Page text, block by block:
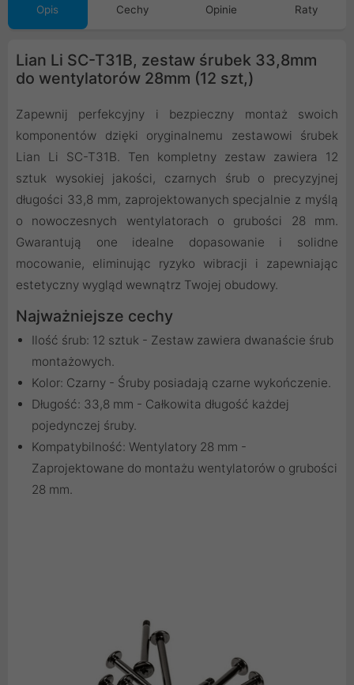
Opis Cechy Opinie Raty
Lian Li SC-T31B, zestaw śrubek 33,8mm
do wentylatorów 28mm (12 szt,)
Zapewnij perfekcyjny i bezpieczny montaż swoich
komponentów dzięki oryginalnemu zestawowi śrubek
Lian Li SC-T31B. Ten kompletny zestaw zawiera 12
sztuk wysokiej jakości, czarnych śrub o precyzyjnej
długości 33,8 mm, zaprojektowanych specjalnie z myślą
o nowoczesnych wentylatorach o grubości 28 mm.
Gwarantują one idealne dopasowanie i solidne
mocowanie, eliminując ryzyko wibracji i zapewniając
estetyczny wygląd wewnątrz Twojej obudowy.
Najważniejsze cechy
Ilość śrub: 12 sztuk - Zestaw zawiera dwanaście śrub
montażowych.
Kolor: Czarny - Śruby posiadają czarne wykończenie.
Długość: 33,8 mm - Całkowita długość każdej
pojedynczej śruby.
Kompatybilność: Wentylatory 28 mm -
Zaprojektowane do montażu wentylatorów o grubości
28 mm.